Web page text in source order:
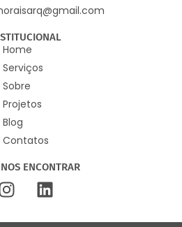
Home
Serviços
Sobre
Projetos
Blog
Contatos
ENCONTRAR